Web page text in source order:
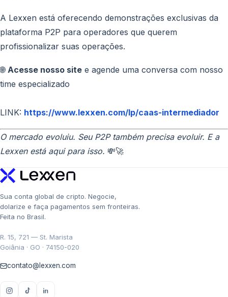
A Lexxen está oferecendo demonstrações exclusivas da
plataforma P2P para operadores que querem
profissionalizar suas operações.
🌐 Acesse nosso site e agende uma conversa com nosso
time especializado
LINK: https://www.lexxen.com/lp/caas-intermediador
O mercado evoluiu. Seu P2P também precisa evoluir. E a
Lexxen está aqui para isso. 💸🚀
Sua conta global de cripto. Negocie,
dolarize e faça pagamentos sem fronteiras.
Feita no Brasil.
R. 15, 721 — St. Marista
Goiânia · GO · 74150-020
contato@lexxen.com